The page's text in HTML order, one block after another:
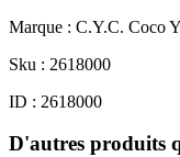
Marque : C.Y.C. Coco
Sku : 2618000
ID : 2618000
D'autres produits